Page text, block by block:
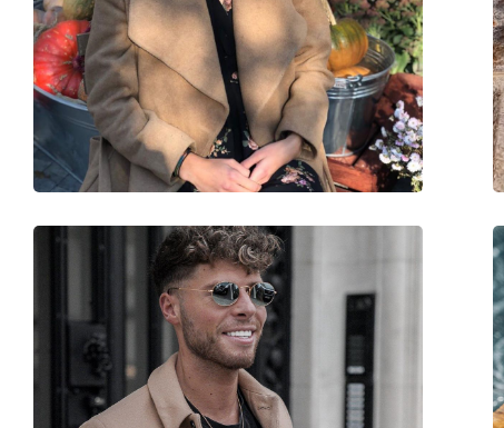
Categorie:
Occhiali da sole
Marca:
Ray-Ban
Utilizzo:
Moda
Codice:
RB3647N 923632 51
Anche con lenti graduate:
No